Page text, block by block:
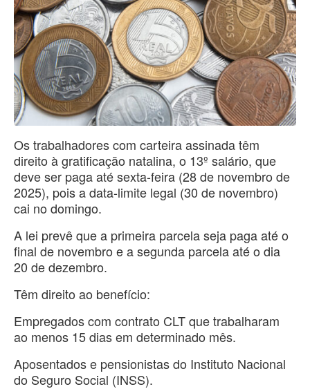
Os trabalhadores com carteira assinada têm
direito à gratificação natalina, o 13º salário, que
deve ser paga até sexta-feira (28 de novembro de
2025), pois a data-limite legal (30 de novembro)
cai no domingo.
A lei prevê que a primeira parcela seja paga até o
final de novembro e a segunda parcela até o dia
20 de dezembro.
Têm direito ao benefício:
Empregados com contrato CLT que trabalharam
ao menos 15 dias em determinado mês.
Aposentados e pensionistas do Instituto Nacional
do Seguro Social (INSS).